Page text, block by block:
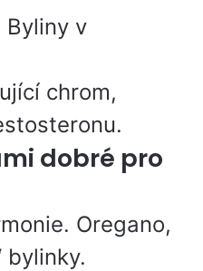
Byliny v
chrom,
dobré pro
Oregano,
bylinky.